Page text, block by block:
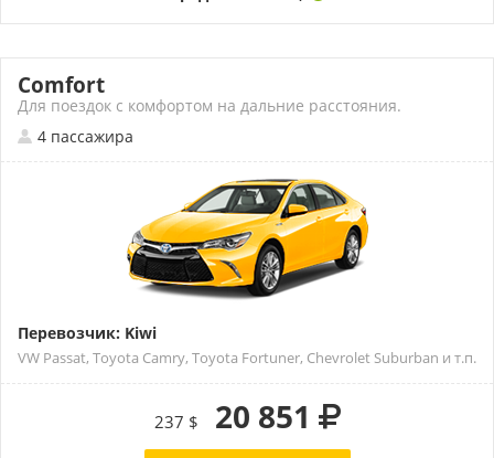
Comfort
Для поездок с комфортом на дальние расстояния.
4 пассажира
Перевозчик: Kiwi
VW Passat, Toyota Camry, Toyota Fortuner, Chevrolet Suburban и т.п.
237 $ 20 851